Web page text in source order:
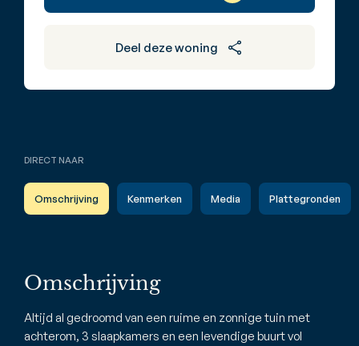
Deel deze woning
DIRECT NAAR
Omschrijving Kenmerken Media Plattegronden
Omschrijving
Altijd al gedroomd van een ruime en zonnige tuin met
achterom, 3 slaapkamers en een levendige buurt vol